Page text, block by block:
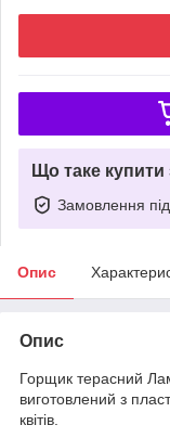
Що таке
Замовлення
Опис
Опис
Горщик терасний
виготовлений з
квітів.